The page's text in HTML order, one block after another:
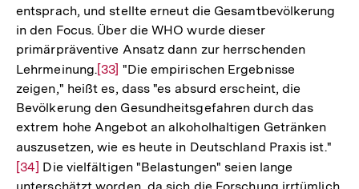
entsprach, und stellte erneut die Gesamtbevölkerung
in den Focus. Über die WHO wurde dieser
primärpräventive Ansatz dann zur herrschenden
Lehrmeinung.Zur
Auflösung
der
Fußnote
[33] "Die empirischen Ergebnisse
zeigen," heißt es, dass "es absurd erscheint, die
Bevölkerung den Gesundheitsgefahren durch das
extrem hohe Angebot an alkoholhaltigen Getränken
auszusetzen, wie es heute in Deutschland Praxis ist."
[34] Die vielfältigen "Belastungen" seien lange
unterschätzt worden, da sich die Forschung irrtümlich